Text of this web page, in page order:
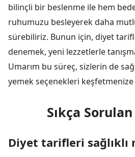
bilinçli bir beslenme ile hem
ruhumuzu besleyerek daha
sürebiliriz. Bunun için, diyet
denemek, yeni lezzetlerle
Umarım bu süreç, sizlerin de
yemek seçenekleri keşfetmenize
Sıkça
Diyet tarifleri sağlıklı